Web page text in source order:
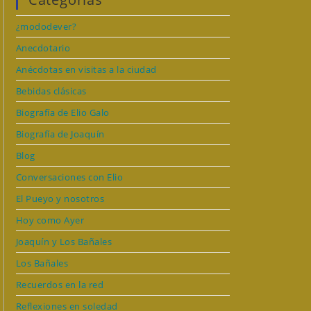
¿mododever?
Anecdotario
Anécdotas en visitas a la ciudad
Bebidas clásicas
Biografía de Elio Galo
Biografía de Joaquín
Blog
Conversaciones con Elio
El Pueyo y nosotros
Hoy como Ayer
Joaquín y Los Bañales
Los Bañales
Recuerdos en la red
Reflexiones en soledad